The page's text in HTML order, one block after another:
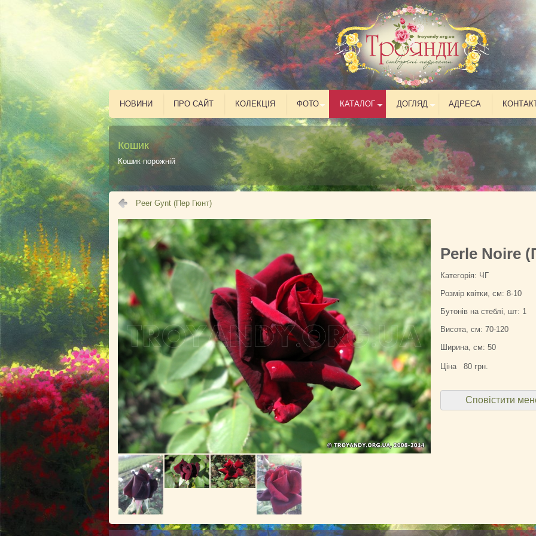
НОВИНИ ПРО САЙТ КОЛЕКЦІЯ ФОТО КАТАЛОГ ДОГЛЯД АДРЕСА
Кошик
Кошик порожній
Peer Gynt (Пер Гюнт)
Perle Noire
Категорія: ЧГ
Розмір квітки, см: 8-10
Бутонів на стеблі, шт: 1
Висота, см: 70-120
Ширина, см: 50
Ціна 80 грн.
Сповістити